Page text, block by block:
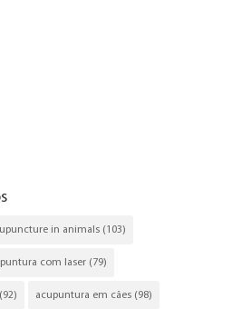
in animals(103)
com laser(79)
acupuntura em cães(98)